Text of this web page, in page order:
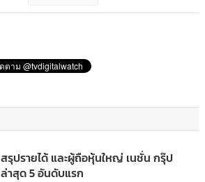
สรุปรายได้ และผู้ถือหุ้นใหญ่ เนชั่น กรุ๊ป
ล่าสุด 5 อันดับแรก